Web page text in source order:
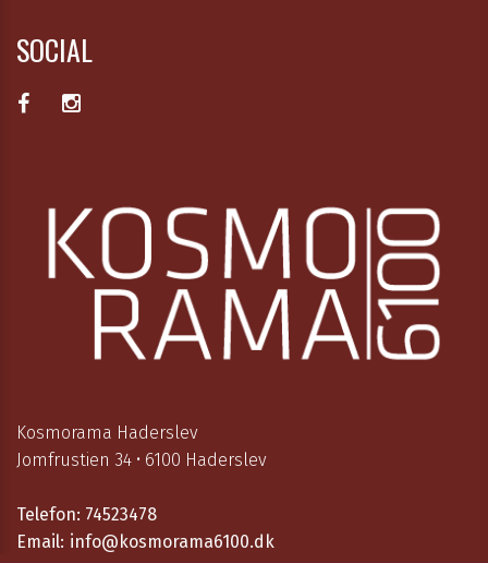
SOCIAL
Kosmorama Haderslev
Jomfrustien 34 • 6100 Haderslev
Telefon: 74523478
Email: info@kosmorama6100.dk